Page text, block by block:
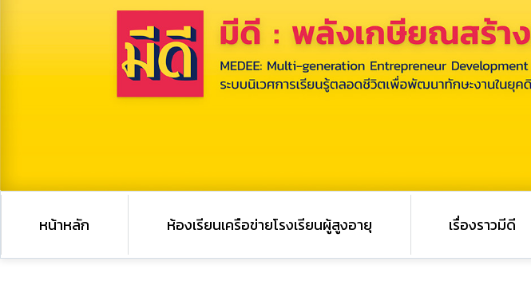
หน้าหลัก ห้องเรียนเครือข่ายโรงเรียนผู้สูงอายุ เรื่องราวมีดี